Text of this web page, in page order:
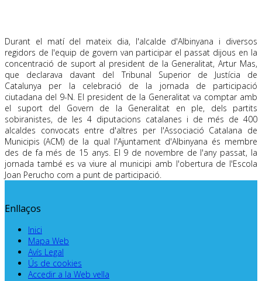
Durant el matí del mateix dia, l'alcalde d'Albinyana i diversos
regidors de l'equip de govern van participar el passat dijous en la
concentració de suport al president de la Generalitat, Artur Mas,
que declarava davant del Tribunal Superior de Justícia de
Catalunya per la celebració de la jornada de participació
ciutadana del 9-N. El president de la Generalitat va comptar amb
el suport del Govern de la Generalitat en ple, dels partits
sobiranistes, de les 4 diputacions catalanes i de més de 400
alcaldes convocats entre d'altres per l'Associació Catalana de
Municipis (ACM) de la qual l'Ajuntament d'Albinyana és membre
des de fa més de 15 anys. El 9 de novembre de l'any passat, la
jornada també es va viure al municipi amb l'obertura de l'Escola
Joan Perucho com a punt de participació.
Enllaços
Inici
Mapa Web
Avís Legal
Ús de cookies
Accedir a la Web vella